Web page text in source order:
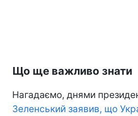
Що ще важливо знати
Нагадаємо, днями
Зеленський заявив, що